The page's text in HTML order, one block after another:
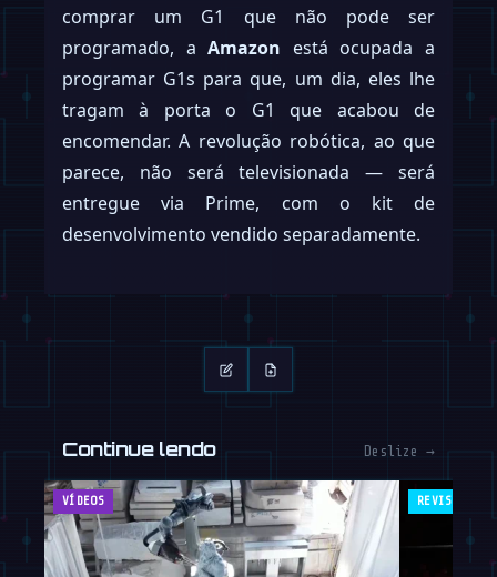
comprar um G1 que não pode ser
programado, aAmazon está ocupada a
programar G1s para que, um dia, eles lhe
tragam à porta o G1 que acabou de
encomendar. A revolução robótica, ao que
parece, não será televisionada — será
entregue via Prime, com o kit de
desenvolvimento vendido separadamente.
Continue lendo Deslize →
VÍDEOS REVISTA